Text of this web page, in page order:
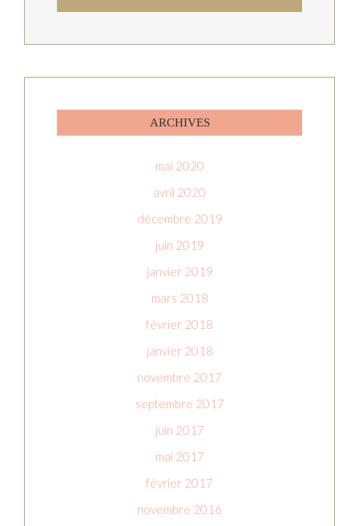
ARCHIVES
mai 2020
avril 2020
décembre 2019
juin 2019
janvier 2019
mars 2018
février 2018
janvier 2018
novembre 2017
septembre 2017
juin 2017
mai 2017
février 2017
novembre 2016